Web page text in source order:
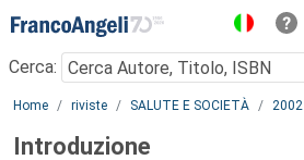
Menu
Cerca:
Main content
Home riviste SALUTE E SOCIETÀ 2002
Introduzione